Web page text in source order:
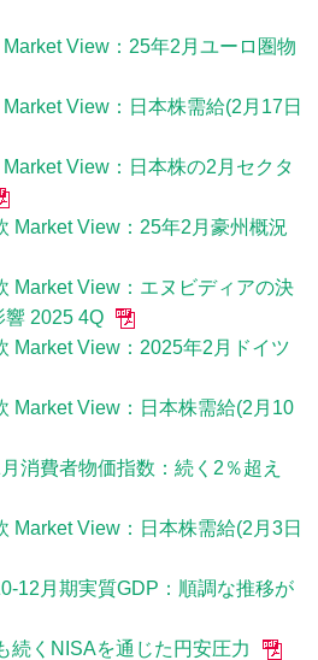
View：25年2月ユーロ圏物
View：日本株需給(2月17日
View：日本株の2月セクタ
Market View：25年2月豪州概況
Market View：エヌビディアの決
響 2025 4Q
Market View：2025年2月ドイツ
Market View：日本株需給(2月10
消費者物価指数：続く2％超え
Market View：日本株需給(2月3日
12月期実質GDP：順調な推移が
続くNISAを通じた円安圧力